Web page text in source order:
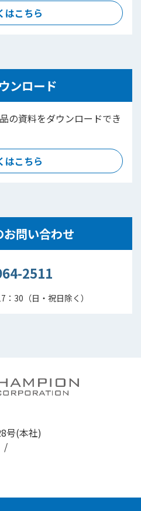
はこちら
ンロード
の資料をダウンロードでき
はこちら
問い合わせ
2511
30（日・祝日除く）
号(本社)
/